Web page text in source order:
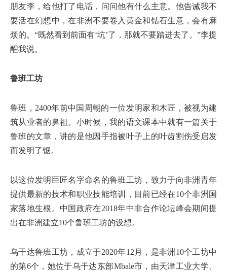
朋友李，给他打了电话，问问他有什么主意。他告诫我不
要活在幻想中，在非洲不要卷入黄金和钻石生意，会有麻
烦的。“既然看到前面有‘坑’了，那就不要踏进去了。”李提
醒我说。
鲁班工坊
鲁班，2400年前中国周朝的一位发明家和木匠，被视为建
筑从业者的鼻祖。小时候，我的语文课本中就有一篇关于
鲁班的文章，讲的是他因手指被叶子上的叶齿割伤受启发
而发明了锯。
以这位发明巨匠名字命名的鲁班工坊，致力于向非洲青年
提供最新的技术和职业技能培训，目前已经在10个非洲国
家落地生根。中国政府在2018年中非合作论坛峰会期间提
出在非洲建立10个鲁班工坊的设想。
乌干达鲁班工坊，成立于2020年12月，是非洲10个工坊中
的第6个，她位于乌干达东部Mbale市，由天津工业大学、